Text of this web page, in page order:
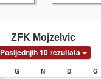
ZFK Mojzelvic
Posljednjih 10 rezultata
G N D G